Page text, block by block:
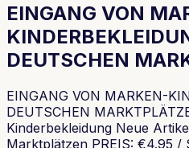
EINGANG VON
DEUTSCHEN
EINGANG VON MARKEN-
DEUTSCHEN
Kinderbekleidung Neue
Marktplätzen PREIS: €4.95 /